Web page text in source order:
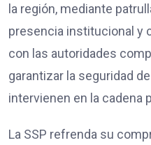
la región, mediante
presencia institucional y
con las autoridades
garantizar la seguridad
intervienen en la cadena
La SSP refrenda su